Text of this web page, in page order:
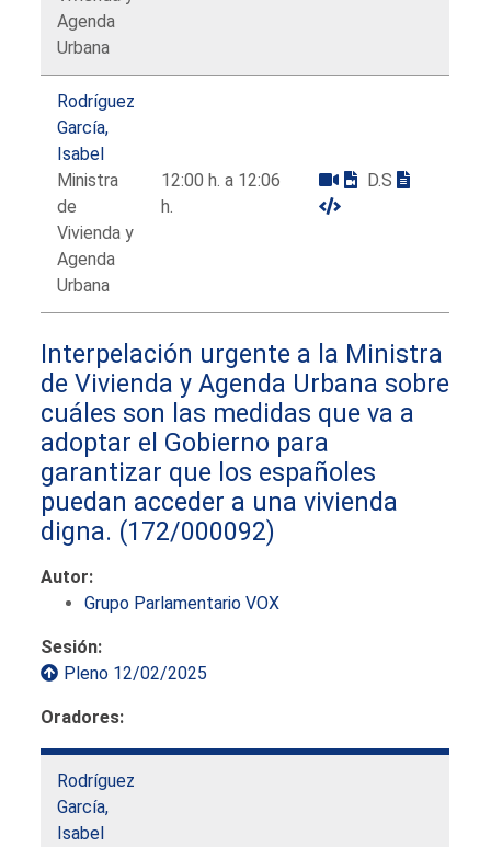
Agenda
Urbana
Rodríguez
García,
Isabel
Ministra
de
Vivienda y
Agenda
Urbana
12:00 h. a 12:06
h.
D.S
Interpelación urgente a la Ministra
de Vivienda y Agenda Urbana sobre
cuáles son las medidas que va a
adoptar el Gobierno para
garantizar que los españoles
puedan acceder a una vivienda
digna. (172/000092)
Autor:
Grupo Parlamentario VOX
Sesión:
Pleno 12/02/2025
Oradores:
Rodríguez
García,
Isabel